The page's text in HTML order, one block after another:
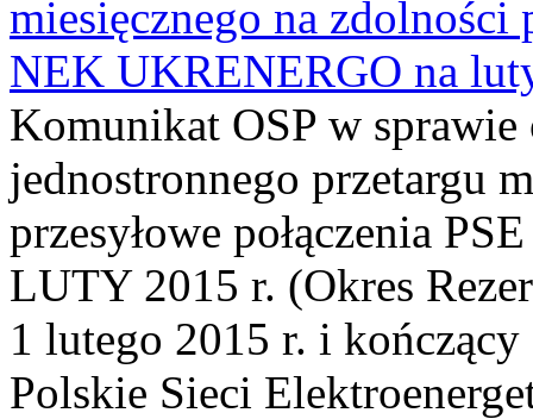
miesięcznego na zdolności
NEK UKRENERGO na
Komunikat OSP w
jednostronnego przetargu
przesyłowe połączenia
LUTY 2015 r. (Okres
1 lutego 2015 r. i
Polskie Sieci